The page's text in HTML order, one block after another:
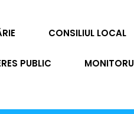
CONSILIUL LOCAL
PUBLIC